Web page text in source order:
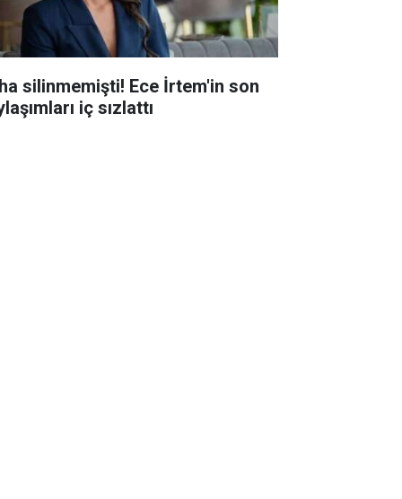
silinmemişti! Ece İrtem'in son
iç sızlattı